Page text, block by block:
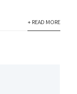
+ READ MORE